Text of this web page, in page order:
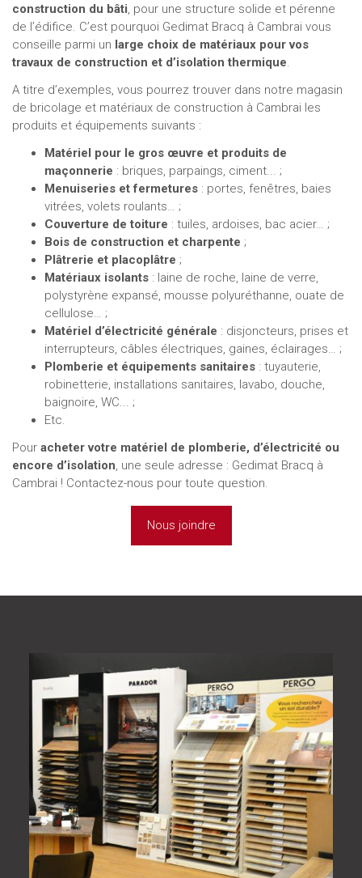
construction du bâti, pour une structure solide et pérenne
de l’édifice. C’est pourquoi Gedimat Bracq à Cambrai vous
conseille parmi un large choix de matériaux pour vos
travaux de construction et d’isolation thermique.
A titre d’exemples, vous pourrez trouver dans notre magasin
de bricolage et matériaux de construction à Cambrai les
produits et équipements suivants :
Matériel pour le gros œuvre et produits de
maçonnerie : briques, parpaings, ciment... ;
Menuiseries et fermetures : portes, fenêtres, baies
vitrées, volets roulants… ;
Couverture de toiture : tuiles, ardoises, bac acier… ;
Bois de construction et charpente ;
Plâtrerie et placoplâtre ;
Matériaux isolants : laine de roche, laine de verre,
polystyrène expansé, mousse polyuréthanne, ouate de
cellulose… ;
Matériel d’électricité générale : disjoncteurs, prises et
interrupteurs, câbles électriques, gaines, éclairages… ;
Plomberie et équipements sanitaires : tuyauterie,
robinetterie, installations sanitaires, lavabo, douche,
baignoire, WC... ;
Etc.
Pour acheter votre matériel de plomberie, d’électricité ou
encore d’isolation, une seule adresse : Gedimat Bracq à
Cambrai ! Contactez-nous pour toute question.
Nous joindre